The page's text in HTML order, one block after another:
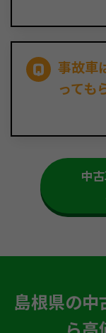
事故車
っても
中
島根県の中